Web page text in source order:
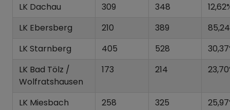
LK Dachau 309 348
LK Ebersberg
210 389
LK Starnberg
405 528
LK Bad Tölz /
Wolfratshausen
173 214
LK Miesbach 258 325